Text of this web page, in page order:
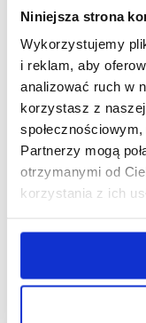
Niniejsza strona
Wykorzystujemy
i reklam, aby
analizować ruch w
korzystasz z
Partnerzy mogą
otrzymanymi od
korzystania z ich
informacji o
medyczny i lekarz
zaproponować
zgłasza
odbyć się
uzyskania recepty.
gwarancji
jednej rozmowy.
medyka wskazań
przeciwwskazań.
wymaga badania
pacjenta do
wywiadu medyk
pracy. Informacja o
pojawia się w